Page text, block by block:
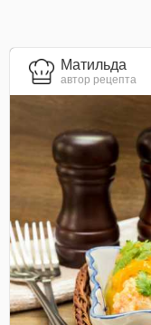
Матильда
автор рецепта